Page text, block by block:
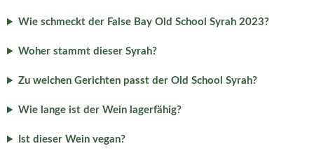
Wie schmeckt der False Bay Old School Syrah 2023?
Woher stammt dieser Syrah?
Zu welchen Gerichten passt der Old School Syrah?
Wie lange ist der Wein lagerfähig?
Ist dieser Wein vegan?